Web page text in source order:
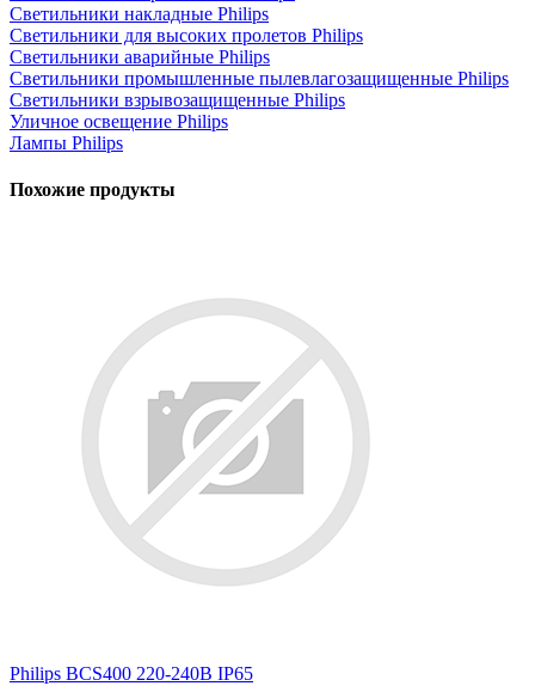
Светильники накладные Philips
Светильники для высоких пролетов Philips
Светильники аварийные Philips
Светильники промышленные пылевлагозащищенные Philips
Светильники взрывозащищенные Philips
Уличное освещение Philips
Лампы Philips
Похожие продукты
Philips BCS400 220-240В IP65